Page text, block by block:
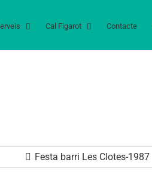
Cal Figarot Contacte
Festa barri Les Clotes-1987